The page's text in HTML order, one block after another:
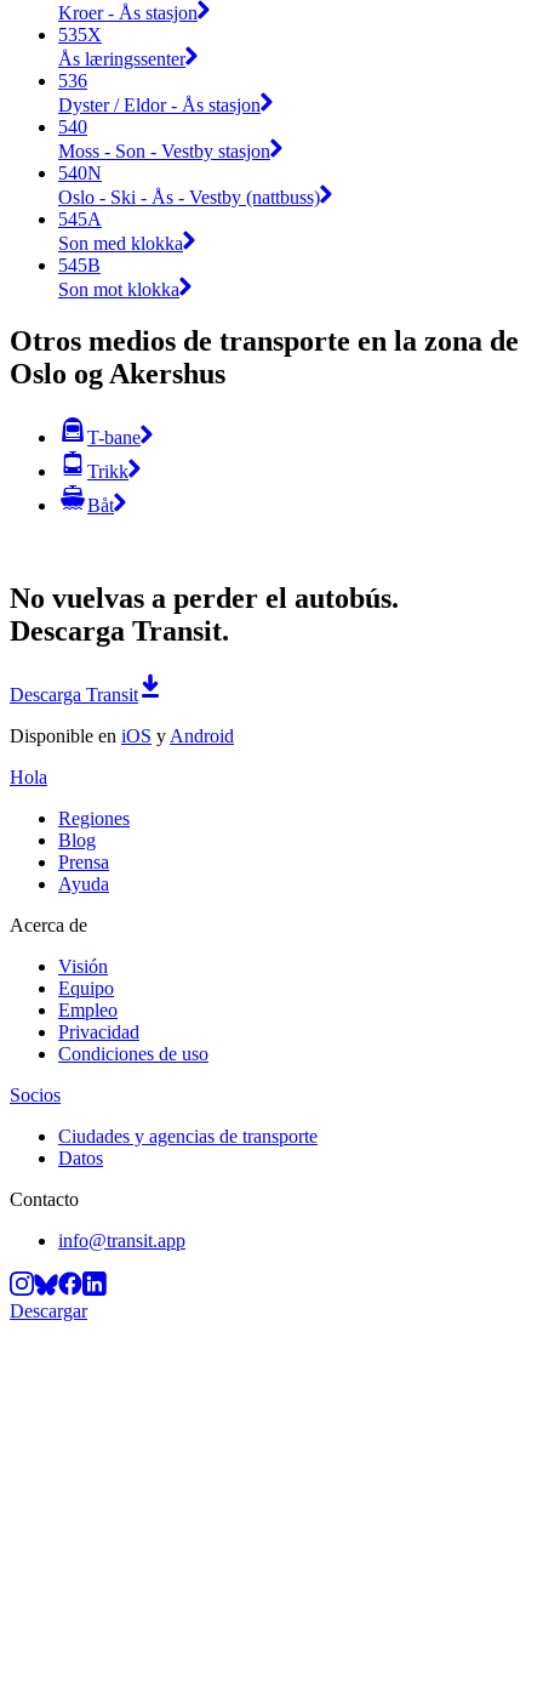
Kroer - Ås stasjon
535X
Ås læringssenter
536
Dyster / Eldor - Ås stasjon
540
Moss - Son - Vestby stasjon
540N
Oslo - Ski - Ås - Vestby (nattbuss)
545A
Son med klokka
545B
Son mot klokka
Otros medios de transporte en la zona de
Oslo og Akershus
T-bane
Trikk
Båt
No vuelvas a perder el autobús.
Descarga Transit.
Descarga Transit
Disponible en iOS y Android
Hola
Regiones
Blog
Prensa
Ayuda
Acerca de
Visión
Equipo
Empleo
Privacidad
Condiciones de uso
Socios
Ciudades y agencias de transporte
Datos
Contacto
info@transit.app
Descargar